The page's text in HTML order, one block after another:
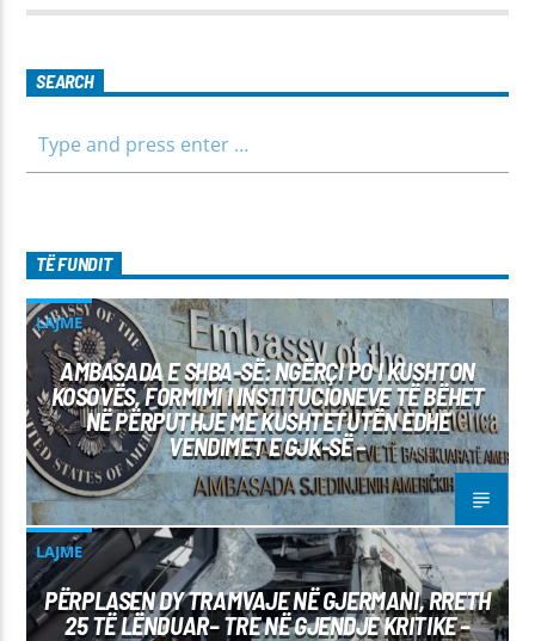
parashikimin e motit. Qëndroni me ne për informim të saktë,
SEARCH
TË FUNDIT
LAJME
AMBASADA E SHBA-SË: NGËRÇI PO I KUSHTON
KOSOVËS, FORMIMI I INSTITUCIONEVE TË BËHET
NË PËRPUTHJE ME KUSHTETUTËN EDHE
VENDIMET E GJK-SË –
LAJME
PËRPLASEN DY TRAMVAJE NË GJERMANI, RRETH
25 TË LËNDUAR– TRE NË GJENDJE KRITIKE –